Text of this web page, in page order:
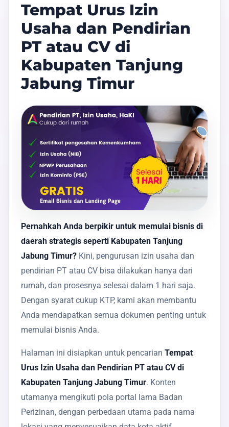
Tempat Urus Izin
Usaha dan Pendirian
PT atau CV di
Kabupaten Tanjung
Jabung Timur
Pernahkah Anda berpikir untuk memulai bisnis di
daerah strategis seperti Kabupaten Tanjung
Jabung Timur? Kini, pengurusan izin usaha dan
pendirian PT atau CV bisa dilakukan hanya dari
rumah, dan prosesnya selesai dalam 1 hari saja.
Dengan syarat cukup KTP, kami akan membantu
Anda mendapatkan semua dokumen penting untuk
memulai bisnis Anda.
Halaman ini disiapkan untuk pencarian Tempat
Urus Izin Usaha dan Pendirian PT atau CV di
Kabupaten Tanjung Jabung Timur. Konten
utamanya mengikuti pola portal lama Badan
Perizinan, dengan perbedaan utama pada nama